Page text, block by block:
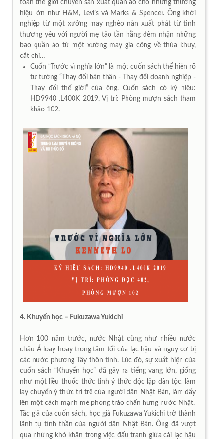
toàn thế giới chuyên sản xuất quần áo cho những thương
hiệu lớn như H&M, Levi’s và Marks & Spencer. Ông khởi
nghiệp từ một xưởng may nghèo nàn xuất phát từ tình
thương yêu với người mẹ tảo tần hằng đêm nhận những
bao quần áo từ một xưởng may gia công về thùa khuy,
cắt chỉ…
Cuốn “Trước vì nghĩa lớn” là một cuốn sách thể hiện rõ
tư tưởng “Thay đổi bản thân - Thay đổi doanh nghiệp -
Thay đổi thế giới” của ông. Cuốn sách có ký hiệu:
HD9940 .L400K 2019. Vị trí: Phòng mượn sách tham
khảo 102.
4. Khuyến học – Fukuzawa Yukichi
Hơn 100 năm trước, nước Nhật cũng như nhiều nước
châu Á loay hoay trong tăm tối của lạc hậu và nguy cơ bị
các nước phương Tây thôn tính. Lúc đó, sự xuất hiện của
cuốn sách “Khuyến học” đã gây ra tiếng vang lớn, giống
như một liều thuốc thức tỉnh ý thức độc lập dân tộc, làm
lay chuyển ý thức trì trệ của người dân Nhật Bản, làm dấy
lên một cách mạnh mẽ phong trào chấn hưng nước Nhật.
Tác giả của cuốn sách, học giả Fukuzawa Yukichi trở thành
lãnh tụ tinh thần của người dân Nhật Bản. Ông đã vượt
qua những khó khăn trong việc đấu tranh giữa cái lạc hậu